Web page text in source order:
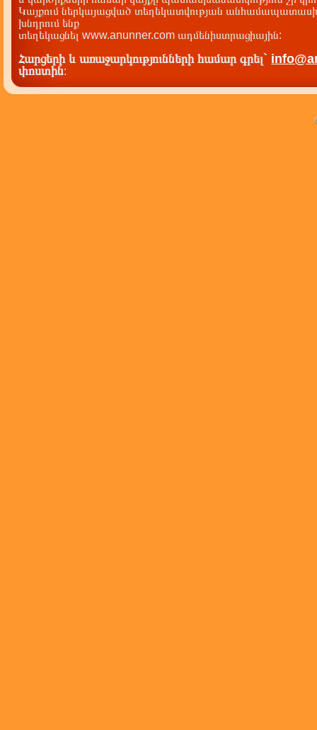
Կայքում ներկայացված տեղեկատվության
խնդրում ենք
տեղեկացնել www.anunner.com ադմենիստրացիային:
Հարցերի և առաջարկությունների համար գրել`
փոստին: